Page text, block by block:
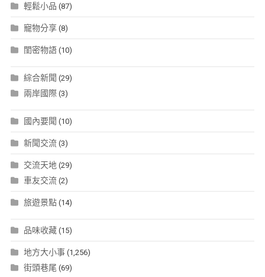
輕鬆小品 (87)
寵物分享(8)
閨密物語(10)
綜合新聞 (29)
兩岸國際(3)
國內要聞 (10)
新聞交流(3)
交流天地 (29)
車友交流(2)
旅遊景點(14)
品味收藏(15)
地方大小事(1,256)
街頭巷尾 (69)